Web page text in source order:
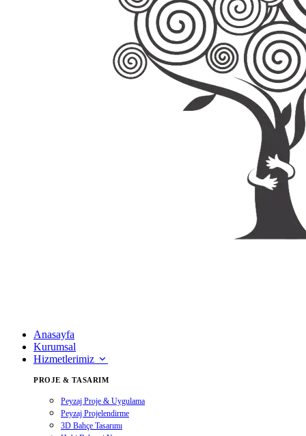
Anasayfa
Kurumsal
Hizmetlerimiz
PROJE & TASARIM
Peyzaj Proje & Uygulama
Peyzaj Projelendirme
3D Bahçe Tasarımı